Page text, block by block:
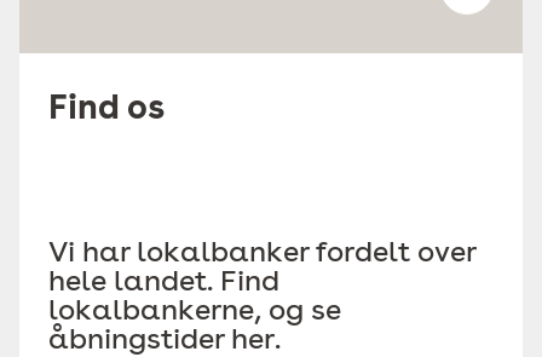
Find os
Vi har lokalbanker fordelt over
hele landet. Find
lokalbankerne, og se
åbningstider her.